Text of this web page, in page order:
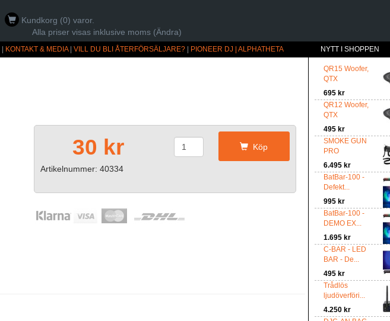
Kundkorg (0) varor.
Alla priser visas inklusive moms (Ändra)
KONTAKT & MEDIA| VILL DU BLI ÅTERFÖRSÄLJARE? PIONEER DJ | ALPHATHETA NYTT I SHOPPEN
QR15 Woofer,
QTX
695 kr
QR12 Woofer,
QTX
495 kr
SMOKE GUN
PRO
6.495 kr
BatBar-100 -
Defekt...
995 kr
BatBar-100 -
DEMO EX...
1.695 kr
C-BAR - LED
BAR - De...
495 kr
Trådlös
ljudöverföri...
4.250 kr
30 kr Köp
Artikelnummer: 40334